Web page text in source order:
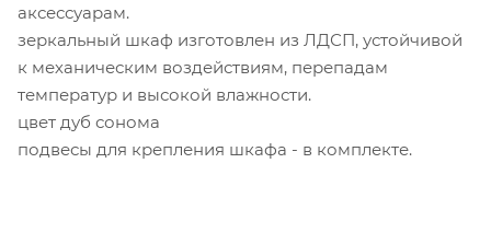
аксессуарам.
зеркальный шкаф изготовлен из ЛДСП, устойчивой
к механическим воздействиям, перепадам
температур и высокой влажности.
цвет дуб сонома
подвесы для крепления шкафа - в комплекте.